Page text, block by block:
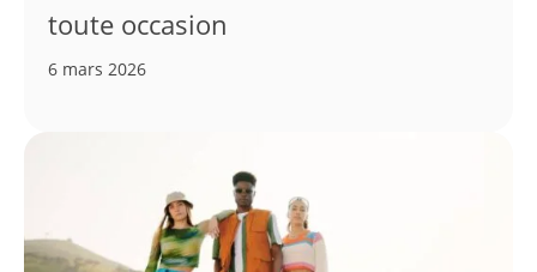
toute occasion
6 mars 2026